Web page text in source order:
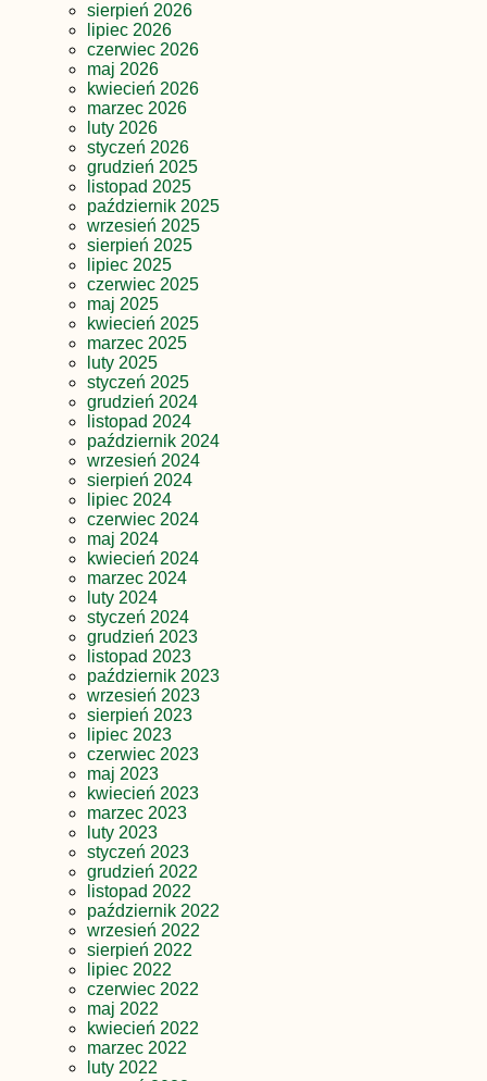
sierpień 2026
lipiec 2026
czerwiec 2026
maj 2026
kwiecień 2026
marzec 2026
luty 2026
styczeń 2026
grudzień 2025
listopad 2025
październik 2025
wrzesień 2025
sierpień 2025
lipiec 2025
czerwiec 2025
maj 2025
kwiecień 2025
marzec 2025
luty 2025
styczeń 2025
grudzień 2024
listopad 2024
październik 2024
wrzesień 2024
sierpień 2024
lipiec 2024
czerwiec 2024
maj 2024
kwiecień 2024
marzec 2024
luty 2024
styczeń 2024
grudzień 2023
listopad 2023
październik 2023
wrzesień 2023
sierpień 2023
lipiec 2023
czerwiec 2023
maj 2023
kwiecień 2023
marzec 2023
luty 2023
styczeń 2023
grudzień 2022
listopad 2022
październik 2022
wrzesień 2022
sierpień 2022
lipiec 2022
czerwiec 2022
maj 2022
kwiecień 2022
marzec 2022
luty 2022